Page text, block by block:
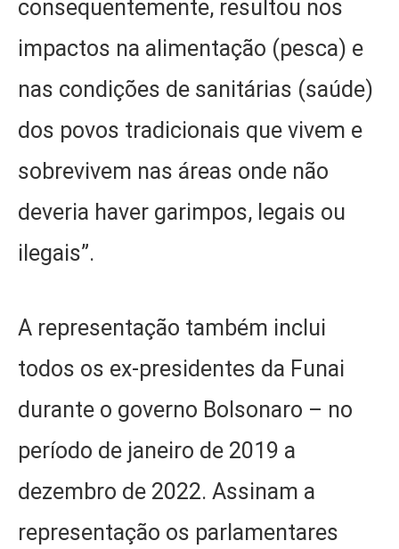
consequentemente, resultou nos
impactos na alimentação (pesca) e
nas condições de sanitárias (saúde)
dos povos tradicionais que vivem e
sobrevivem nas áreas onde não
deveria haver garimpos, legais ou
ilegais”.
A representação também inclui
todos os ex-presidentes da Funai
durante o governo Bolsonaro – no
período de janeiro de 2019 a
dezembro de 2022. Assinam a
representação os parlamentares